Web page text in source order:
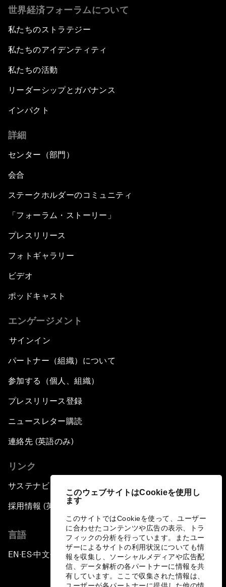
このウェブサイトはCookieを使用し
ます
このサイトではCookieを使って、ユーザー
に合わせたコンテンツや広告の表示、トラ
フィックの分析を行っています。またユー
ザーによるサイトの利用状況についても情
報を収集し、ソーシャルメディアや広告配
信、データ解析の各パートナーに情報を共
有しています。ここで収集された情報は、
世界経済フォーラムについて
私たちのストラテジー
私たちのアイデンティティ
私たちの活動
リーダーシップとガバナンス
インパクト
詳細
センター（部門）
会合
ステークホルダーのコミュニティ
「フォーラム・ストーリー」
プレスリリース
フォトギャラリー
ビデオ
ポッドキャスト
エンゲージメント
サインイン
パートナー（組織）について
参加する（個人、組織）
プレスリリース登録
ニュースレター購読
連絡先 (英語のみ)
リンク
サステナビリティへの取り組み
採用情報 (英語のみ)
言語
EN ▪ES▪中文▪ 日本語